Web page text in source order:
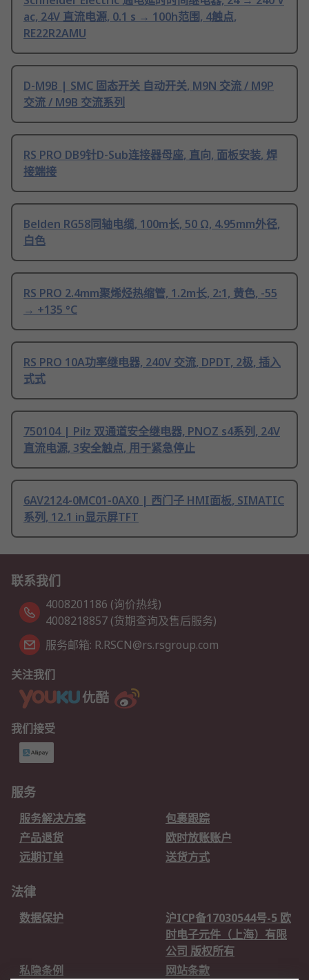
ac, 24V 直流电源, 0.1 s → 100h范围, 4触点,
RE22R2AMU
D-M9B | SMC 固态开关 自动开关, M9N 交流 / M9P
交流 / M9B 交流系列
RS PRO DB9针D-Sub连接器母座, 直向, 面板安装, 焊
接端接
Belden RG58同轴电缆, 100m长, 50 Ω, 4.95mm外径,
白色
RS PRO 2.4mm聚烯烃热缩管, 1.2m长, 2:1, 黄色, -55
→ +135 °C
RS PRO 10A功率继电器, 240V 交流, DPDT, 2极, 插入
式式
750104 | Pilz 双通道安全继电器, PNOZ s4系列, 24V
直流电源, 3安全触点, 用于紧急停止
6AV2124-0MC01-0AX0 | 西门子 HMI面板, SIMATIC
系列, 12.1 in显示屏TFT
联系我们
4008201186 (询价热线)
4008218857 (货期查询及售后服务)
服务邮箱: R.RSCN@rs.rsgroup.com
关注我们
我们接受
服务
服务解决方案
包裹跟踪
产品退货
欧时放账账户
远期订单
送货方式
法律
数据保护
沪ICP备17030544号-5 欧
时电子元件（上海）有限
公司 版权所有
私隐条例
网站条款